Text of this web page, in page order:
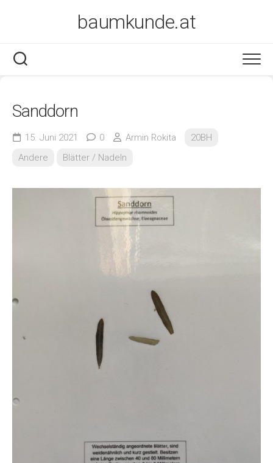
baumkunde.at
Sanddorn
15. Juni 2021 0 Armin Rokita
20BH
Andere
Blätter / Nadeln